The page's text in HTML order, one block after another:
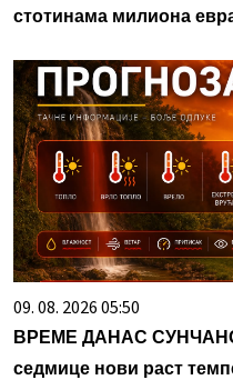
стотинама милиона
09. 08. 2026 05:50
ВРЕМЕ ДАНАС
седмице нови раст